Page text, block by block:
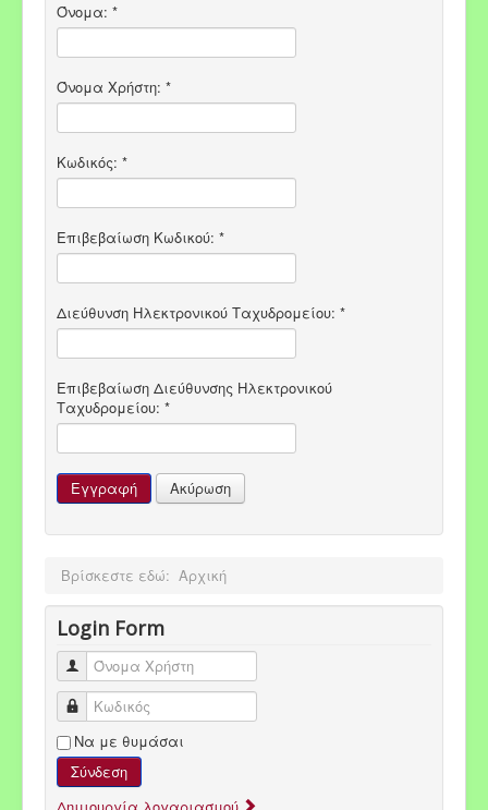
Όνομα: *
Όνομα Χρήστη: *
Κωδικός: *
Επιβεβαίωση Κωδικού: *
Διεύθυνση Ηλεκτρονικού Ταχυδρομείου: *
Επιβεβαίωση Διεύθυνσης Ηλεκτρονικού
Ταχυδρομείου: *
Εγγραφή Ακύρωση
Βρίσκεστε εδώ: Αρχική
Login Form
Όνομα Χρήστη
Κωδικός
Να με θυμάσαι
Σύνδεση